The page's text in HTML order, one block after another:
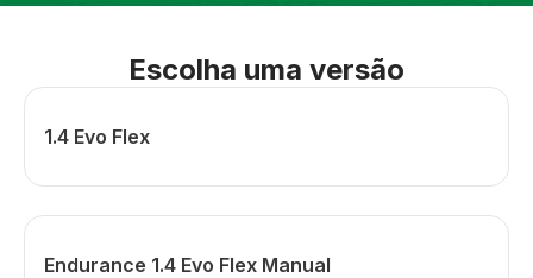
Escolha uma versão
1.4 Evo Flex
Endurance 1.4 Evo Flex Manual